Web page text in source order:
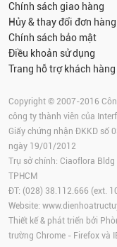
Chính sách giao hàng
Hủy & thay đổi đơn hàng
Chính sách bảo mật
Điều khoản sử dụng
Trang hỗ trợ khách hàng
Copyright © 2007-2016
công ty thành viên của
Giấy chứng nhận ĐKKD số
ngày 19/01/2012
Trụ sở chính: Ciaoflora Bldg
TPHCM
ĐT: (028) 38.112.666 (ext.
Website:
Thiết kế & phát triển bởi
trường Chrome - Firefox và